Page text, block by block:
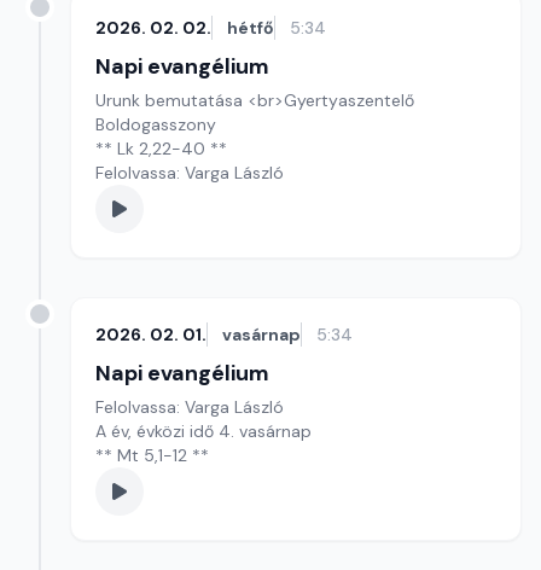
2026. 02. 02. hétfő 5:34
Napi evangélium
Urunk bemutatása <br>Gyertyaszentelő
Boldogasszony
** Lk 2,22-40 **
Felolvassa: Varga László
2026. 02. 01. vasárnap 5:34
Napi evangélium
Felolvassa: Varga László
A év, évközi idő 4. vasárnap
** Mt 5,1-12 **